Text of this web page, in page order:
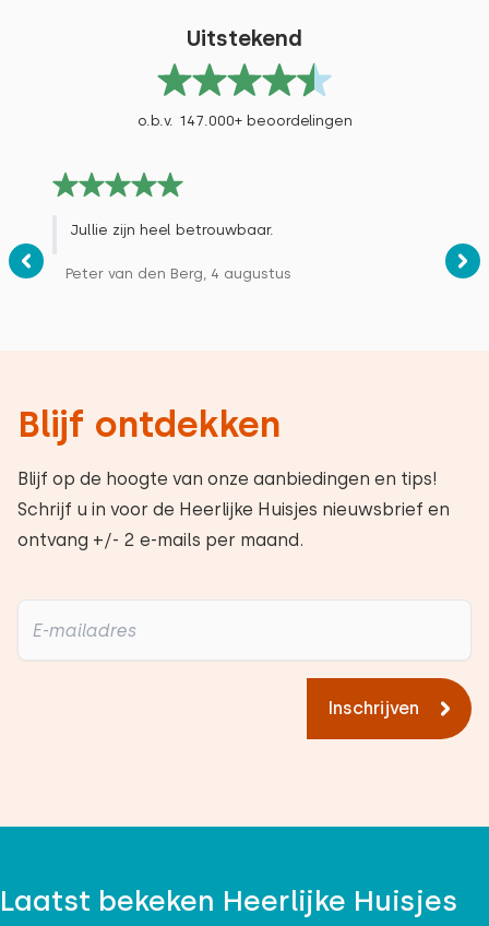
1e verdieping
Slaapplaatsen: 2
Bed: Stapelbed
Dekbed(den): Eenpersoons
Uitstekend
o.b.v. 147.000+ beoordelingen
Jullie zijn heel betrouwbaar.
Peter van den Berg, 4 augustus
Blijf ontdekken
Blijf op de hoogte van onze aanbiedingen en tips!
Schrijf u in voor de Heerlijke Huisjes nieuwsbrief en
ontvang +/- 2 e-mails per maand.
Inschrijven
Laatst bekeken Heerlijke Huisjes